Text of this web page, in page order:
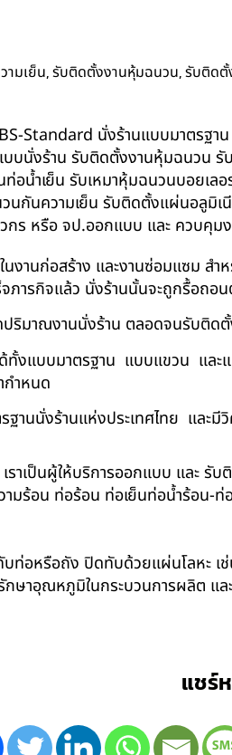
ามเย็น,รับติดตั้งงานหุ้มฉนวน,รับติดตั้
BS-Standard นั่งร้านแบบมาต
บนั่งร้าน รับติดตั้งงานหุ้มฉนวน
อน้ำเย็น รับเหมาหุ้มฉนวนบอย
กันความเย็น รับติดตั้งแผ่นอลูมิ
กร หรือ จป.ออกแบบ และ ควบคุม
นงานก่อสร้าง และงานซ่อมแซม
จภารกิจแล้ว นั่งร้านนั้นจะถูกรื้อถอ
ริมาณงานนั่งร้าน ตลอดจนรับติด
ด้ทั้งแบบมาตรฐาน แบบแขวน แ
ำหนด
านนั่งร้านแห่งประเทศไทย และ
เราเป็นผู้ให้บริการออกแบบ และ
อน ท่อร้อน ท่อเย็นท่อน้ำร้อน-ท่
อหรือถัง ปิดทับด้วยแผ่นโลหะ เ
ษาอุณหภูมิในกระบวนการผลิต แ
แชร์